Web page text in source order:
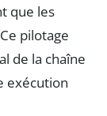
que les
pilotage
de la chaîne
exécution